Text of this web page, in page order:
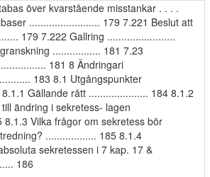
över kvarstående misstankar . . . .
......................... 179 7.221 Beslut att
179 7.222 Gallring ........................
................. 181 7.23
181 8 Ändringari
183 8.1 Utgångspunkter
Gällande rått ..................... 184 8.1.2
ändring i sekretess- lagen
8.1.3 Vilka frågor om sekretess bör
.................. 185 8.1.4
sekretessen i 7 kap. 17 &
186